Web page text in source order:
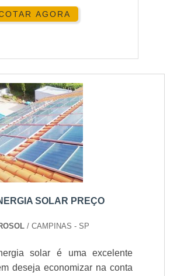
AGORA
SOLAR PREÇO
/ CAMPINAS - SP
solar é uma excelente
deseja economizar na conta